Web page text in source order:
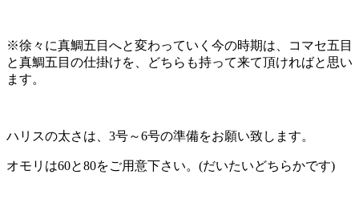
※徐々に真鯛五目へと変わっていく今の時期は、コマセ五目
と真鯛五目の仕掛けを、どちらも持って来て頂ければと思い
ます。
ハリスの太さは、3号～6号の準備をお願い致します。
オモリは60と80をご用意下さい。(だいたいどちらかです)